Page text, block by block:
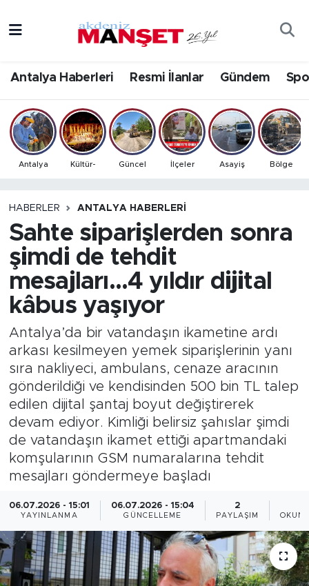
Antalya Haberleri Resmi İlanlar Gündem
Antalya Kültür- Güncel İlçeler Asayiş Bölge
HABERLER ANTALYA HABERLERI
Sahte siparişlerden sonra
şimdi de tehdit
mesajları…4 yıldır dijital
kâbus yaşıyor
Antalya’da bir vatandaşın ikametine ardı
arkası kesilmeyen yemek siparişlerinin yanı
sıra nakliyeci, ambulans, cenaze aracının
gönderildiği ve kendisinden 500 bin TL talep
edilen dijital şantaj boyut değiştirerek
devam ediyor. Kimliği belirsiz şahıslar şimdi
de vatandaşın ikamet ettiği apartmandaki
komşularının GSM numaralarına tehdit
mesajları göndermeye başladı
06.07.2026 - 15:01
YAYINLANMA
06.07.2026 - 15:04
GÜNCELLEME
2
PAYLAŞIM
Bilim & Teknoloji
Eğitim
Ekonomi
Gündem
İlçeler
Kültür- Sanat
Magazin
Özel Haber
Politika
Resmi İlanlar
Sağlık
Spor
Turizm
Antalya Hava Durumu
Antalya Namaz Vakitleri
Antalya Trafik Yoğunluk Haritası
Tüm Manşetler
Son Dakika Haberleri
Haber Arşivi